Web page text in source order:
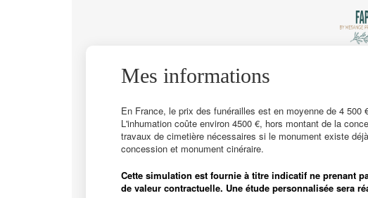
Mes informations
En France, le prix des funérailles est en moyenne de 4
L'inhumation coûte environ 4500 €, hors montant de la
travaux de cimetière nécessaires si le monument existe
concession et monument cinéraire.
Cette simulation est fournie à titre indicatif ne prenant
de valeur contractuelle. Une étude personnalisée sera